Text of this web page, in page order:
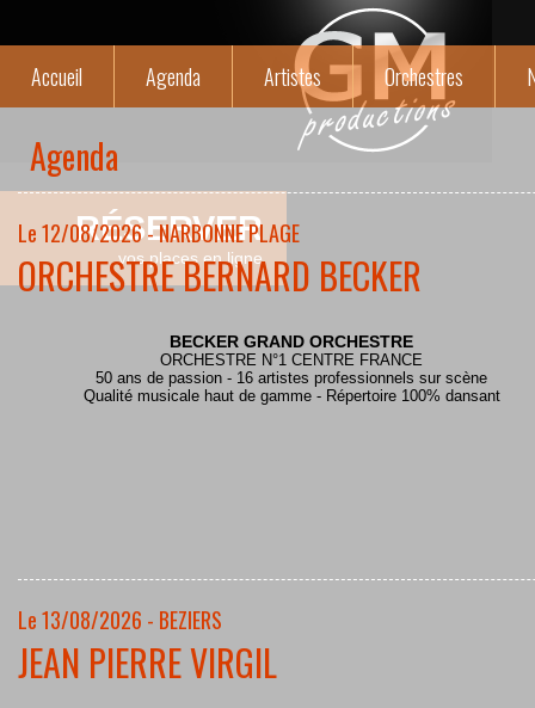
RÉSERVER
vos places en ligne
Accueil Agenda Artistes Orchestres
Agenda
Le 12/08/2026 - NARBONNE PLAGE
ORCHESTRE BERNARD BECKER
BECKER GRAND ORCHESTRE
ORCHESTRE N°1 CENTRE FRANCE
50 ans de passion - 16 artistes professionnels sur scène
Qualité musicale haut de gamme - Répertoire 100% dansant
Le 13/08/2026 - BEZIERS
JEAN PIERRE VIRGIL